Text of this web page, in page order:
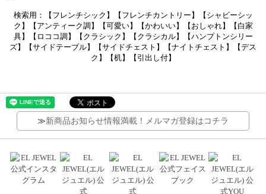
検索用：【フレンチシック】【フレンチカントリー】【シャビーシッ
ク】【アンティーク調】【可愛い】【かわいい】【おしゃれ】【白家
具】【ロココ調】【クラシック】【クラシカル】【ハンプトンシリー
ズ】【サイドテーブル】【サイドチェスト】【ナイトチェスト】【デス
ク】【机】【引出し付】
≫新商品お知らせ情報満載！メルマガ登録はコチラ